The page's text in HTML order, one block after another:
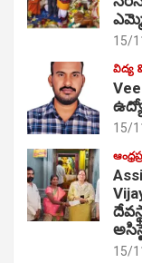
15/
విద్య
15/
15/